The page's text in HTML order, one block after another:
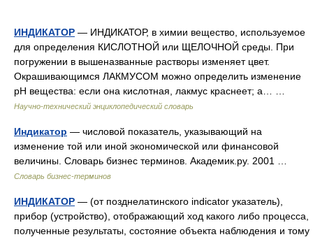
ИНДИКАТОР — ИНДИКАТОР, в химии вещество, используемое
для определения КИСЛОТНОЙ или ЩЕЛОЧНОЙ среды. При
погружении в вышеназванные растворы изменяет цвет.
Окрашивающимся ЛАКМУСОМ можно определить изменение
рН вещества: если она кислотная, лакмус краснеет; а… …
Научно-технический энциклопедический словарь
Индикатор — числовой показатель, указывающий на
изменение той или иной экономической или финансовой
величины. Словарь бизнес терминов. Академик.ру. 2001 …
Словарь бизнес-терминов
ИНДИКАТОР — (от позднелатинского indicator указатель),
прибор (устройство), отображающий ход какого либо процесса,
полученные результаты, состояние объекта наблюдения и тому